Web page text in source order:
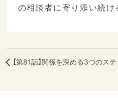
の相談者に寄り添い続け
【第81話】関係を深める3つのス